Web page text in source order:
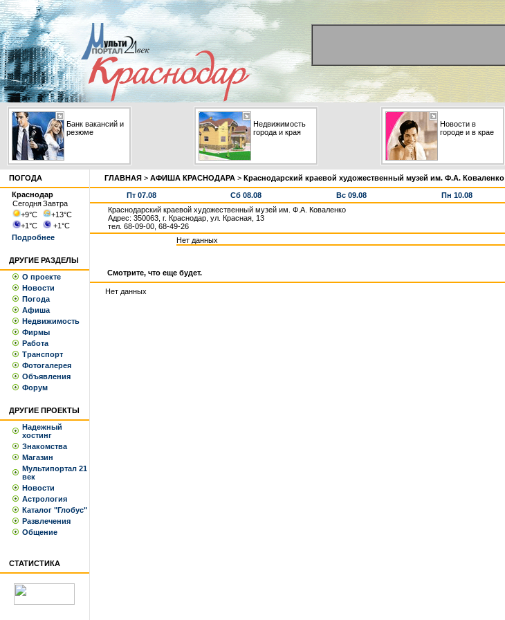
Банк вакансий и
резюме
Недвижимость
города и края
Новости в
городе и в крае
ПОГОДА
Краснодар
СегодняЗавтра
+9°С +13°С
+1°С +1°С
Подробнее
ДРУГИЕ РАЗДЕЛЫ
О проекте
Новости
Погода
Афиша
Недвижимость
Фирмы
Работа
Транспорт
Фотогалерея
Объявления
Форум
ДРУГИЕ ПРОЕКТЫ
Надежный
хостинг
Знакомства
Магазин
Мультипортал 21
век
Новости
Астрология
Каталог "Глобус"
Развлечения
Общение
СТАТИСТИКА
ГЛАВНАЯ > АФИША КРАСНОДАРА > Краснодарский краевой художественный музей им. Ф.А. Коваленко
Пт 07.08 Сб 08.08 Вс 09.08 Пн 10.08
Краснодарский краевой художественный музей им. Ф.А. Коваленко
Адрес: 350063, г. Краснодар, ул. Красная, 13
тел. 68-09-00, 68-49-26
Нет данных
Смотрите, что еще будет.
Нет данных